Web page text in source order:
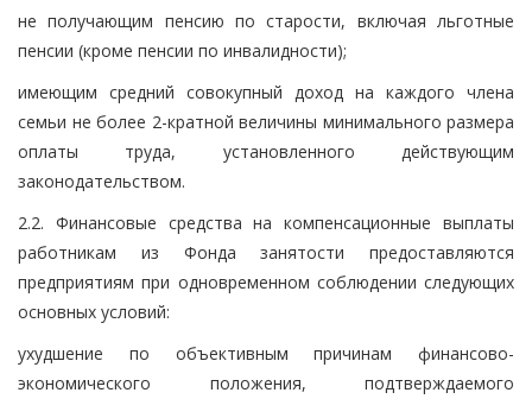
не получающим пенсию по старости, включая льготные
пенсии (кроме пенсии по инвалидности);
имеющим средний совокупный доход на каждого члена
семьи не более 2-кратной величины минимального размера
оплаты труда, установленного действующим
законодательством.
2.2. Финансовые средства на компенсационные выплаты
работникам из Фонда занятости предоставляются
предприятиям при одновременном соблюдении следующих
основных условий:
ухудшение по объективным причинам финансово-
экономического положения, подтверждаемого